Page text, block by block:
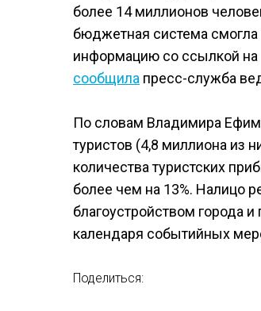
более 14 миллионов
бюджетная система
информацию со ссылкой
сообщила пресс-служба
По словам Владимира
туристов (4,8 миллиона из
количества туристских
более чем на 13%. Налицо
благоустройством города
календаря событийных
Поделиться: